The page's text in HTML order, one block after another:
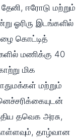
ஈரோடு மற்றும்
ஓரிரு இடங்களில்
கொட்டித்
மணிக்கு 40
மிக
மற்றும்
தவெக அரசு,
தாழ்வான